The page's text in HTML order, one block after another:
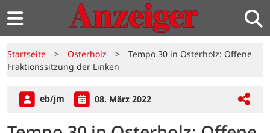
Startseite > Osterholz >
Tempo 30 in Osterholz: Offene
Fraktionssitzung der Linken
eb/jm 08. März 2022